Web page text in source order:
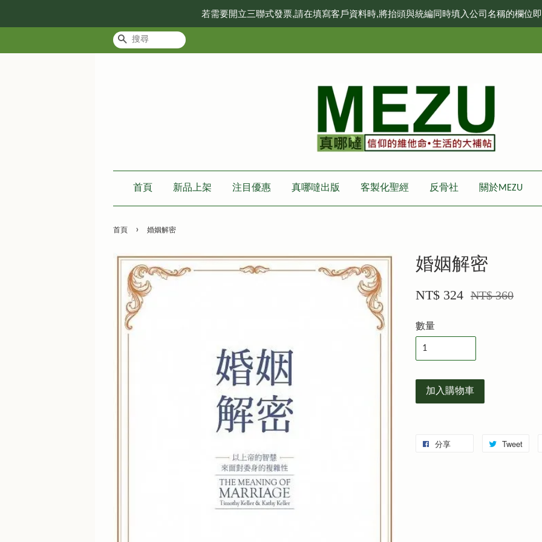
若需要開立三聯式發票,請在填寫客戶資料時,將抬頭與統編同時填入公司名稱的欄位
搜尋
首頁 新品上架 注目優惠 真哪噠出版 客製化聖經 反骨社 關於MEZU
首頁 › 婚姻解密
婚姻解密
NT$ 324 NT$ 360
數量
加入購物車
分享 Tweet